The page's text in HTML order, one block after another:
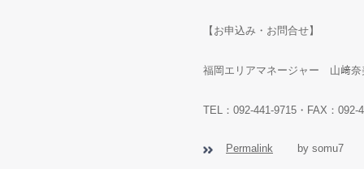
【お申込み・お問合せ】
福岡エリアマネージャー 山﨑奈
TEL：092-441-9715・FAX：092-
Permalink by somu7